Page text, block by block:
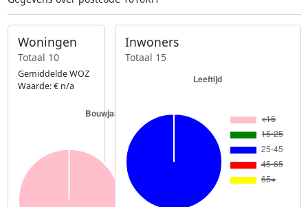
Woningen
Totaal 10
Gemiddelde WOZ
Waarde: € n/a
Inwoners
Totaal 15